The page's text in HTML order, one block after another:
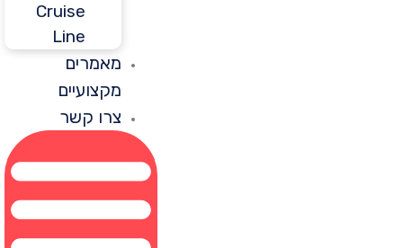
Cruise
מאמרים
מקצועיים
צרו קשר